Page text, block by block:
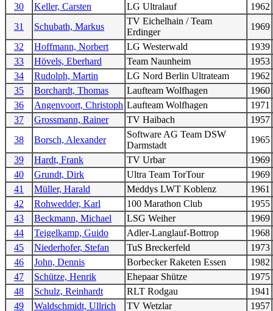
30
Keller, Carsten LG Ultralauf
1962
31
Schubath, Markus
TV Eichelhain / Team
Erdinger
1969
32
Hoffmann, Norbert LG Westerwald
1939
33
Hövels, Eberhard Team Naunheim
1953
34
Rudolph, Martin LG Nord Berlin Ultrateam
1962
35
Borchardt, Thomas Laufteam Wolfhagen
1960
36
Angenvoort, Christoph Laufteam Wolfhagen
1971
37
Grossmann, Rainer TV Haibach
1957
38
Borsch, Alexander
Software AG Team DSW
Darmstadt
1965
39
Hardt, Frank TV Urbar
1969
40
Grundt, Dirk Ultra Team TorTour
1969
41
Müller, Harald Meddys LWT Koblenz
1961
42
Rohwedder, Karl 100 Marathon Club
1955
43
Beckmann, Michael LSG Weiher
1969
44
Teigelkamp, Guido Adler-Langlauf-Bottrop
1968
45
Niederhofer, Stefan TuS Breckerfeld
1973
46
John, Dennis Borbecker Raketen Essen
1982
47
Schütze, Henrik Ehepaar Shütze
1975
48
Schulz, Reinhardt RLT Rodgau
1941
49
Waldschmidt, Ullrich TV Wetzlar 1957